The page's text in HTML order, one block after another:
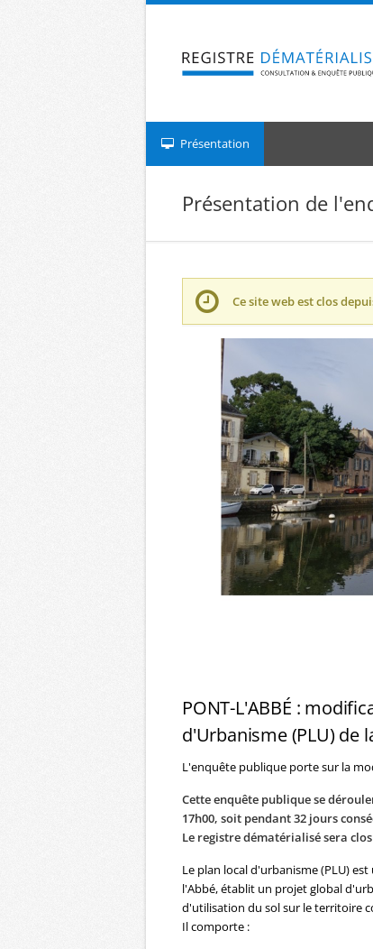
Aller au contenu
Présentation
Présentation de
Ce site web est clos
PONT-L'ABBÉ :
d'Urbanisme (PLU) de
L'enquête publique porte sur la
Cette enquête publique se
17h00, soit pendant 32 jours
Le registre dématérialisé sera
Le plan local d'urbanisme (PLU)
l'Abbé, établit un projet global
d'utilisation du sol sur le territoire
Il comporte :